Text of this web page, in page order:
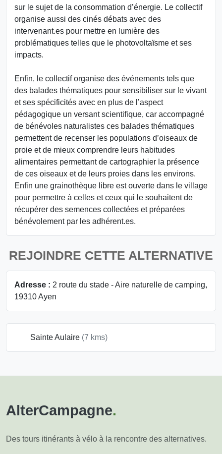
sur le sujet de la consommation d’énergie. Le collectif
organise aussi des cinés débats avec des
intervenant.es pour mettre en lumière des
problématiques telles que le photovoltaïsme et ses
impacts.
Enfin, le collectif organise des événements tels que
des balades thématiques pour sensibiliser sur le vivant
et ses spécificités avec en plus de l’aspect
pédagogique un versant scientifique, car accompagné
de bénévoles naturalistes ces balades thématiques
permettent de recenser les populations d’oiseaux de
proie et de mieux comprendre leurs habitudes
alimentaires permettant de cartographier la présence
de ces oiseaux et de leurs proies dans les environs.
Enfin une grainothèque libre est ouverte dans le village
pour permettre à celles et ceux qui le souhaitent de
récupérer des semences collectées et préparées
bénévolement par les adhérent.es.
REJOINDRE CETTE ALTERNATIVE
Adresse : 2 route du stade - Aire naturelle de camping,
19310 Ayen
Sainte Aulaire (7 kms)
AlterCampagne.
Des tours itinérants à vélo à la rencontre des alternatives.